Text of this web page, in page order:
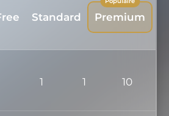
Standard Premium
1 1 10